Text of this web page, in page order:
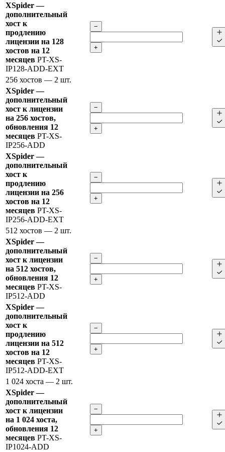
XSpider —
дополнительный
хост к
продлению
лицензии на 128
хостов на 12
месяцев PT-XS-
IP128-ADD-EXT
−
+
256 хостов — 2 шт.
XSpider —
дополнительный
хост к лицензии
на 256 хостов,
обновления 12
месяцев PT-XS-
IP256-ADD
−
+
XSpider —
дополнительный
хост к
продлению
лицензии на 256
хостов на 12
месяцев PT-XS-
IP256-ADD-EXT
−
+
512 хостов — 2 шт.
XSpider —
дополнительный
хост к лицензии
на 512 хостов,
обновления 12
месяцев PT-XS-
IP512-ADD
−
+
XSpider —
дополнительный
хост к
продлению
лицензии на 512
хостов на 12
месяцев PT-XS-
IP512-ADD-EXT
−
+
1 024 хоста — 2 шт.
XSpider —
дополнительный
хост к лицензии
на 1 024 хоста,
обновления 12
месяцев PT-XS-
IP1024-ADD
−
+